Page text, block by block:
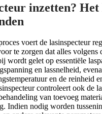
inzetten? Het
voert de lasinspecteur
te zorgen dat alles volgens
wordt gelet op essentiële
en lassnelheid,
en de reinheid
controleert ook de
van toevoeg
Indien nodig worden